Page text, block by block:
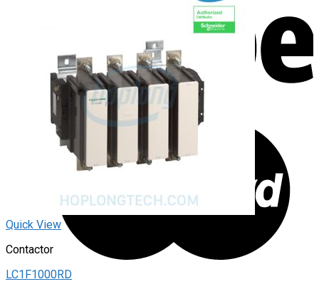
Quick View
Contactor
LC1F1000RD